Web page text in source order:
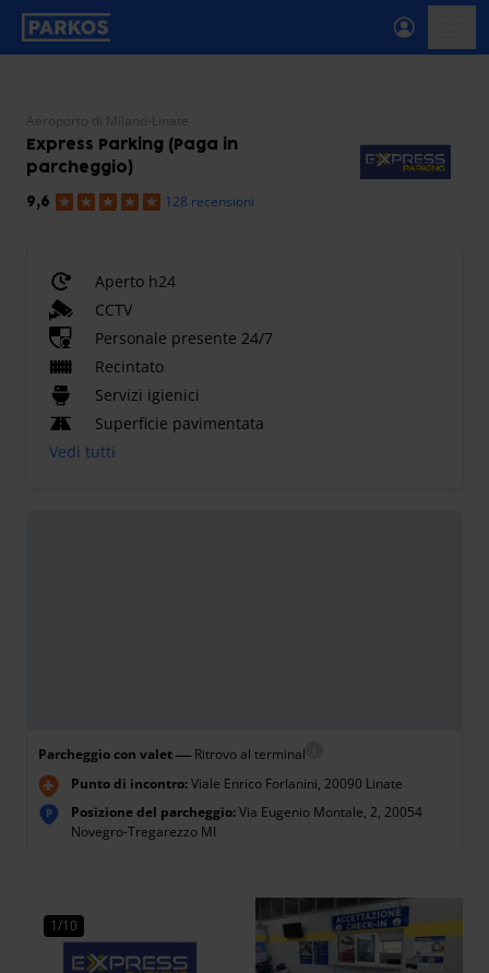
etichetta-navigazione-principale
Aeroporto di Milano-Linate
Express Parking (Paga in
parcheggio)
9,6 128 recensioni
Aperto h24
CCTV
Personale presente 24/7
Recintato
Servizi igienici
Superficie pavimentata
Vedi tutti
Parcheggio con valet— Ritrovo al terminal
Punto di incontro:Viale Enrico Forlanini, 20090 Linate
P Posizione del parcheggio:Via Eugenio Montale, 2, 20054
Novegro-Tregarezzo MI
1/10